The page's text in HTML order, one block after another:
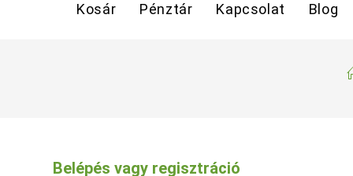
Kosár Pénztár Kapcsolat Blog
Belépés vagy regisztráció